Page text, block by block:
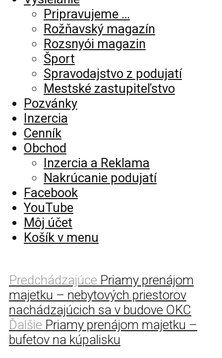
Pripravujeme …
Rožňavský magazín
Rozsnyói magazin
Šport
Spravodajstvo z podujatí
Mestské zastupiteľstvo
Pozvánky
Inzercia
Cenník
Obchod
Inzercia a Reklama
Nakrúcanie podujatí
Facebook
YouTube
Môj účet
Košík v menu
Predchádzajúce Priamy prenájom
majetku – nebytových priestorov
nachádzajúcich sa v budove OKC
Ďalšie Priamy prenájom majetku –
bufetov na kúpalisku